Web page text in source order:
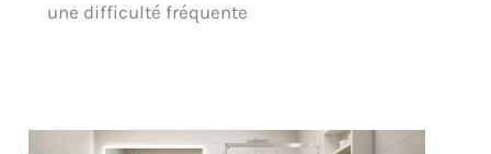
une difficulté fréquente